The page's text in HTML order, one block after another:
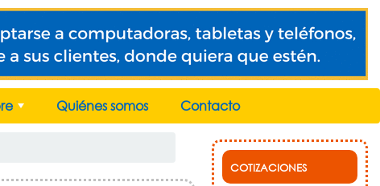
+
Quiénes somos Contacto
COTIZACIONES